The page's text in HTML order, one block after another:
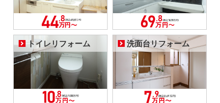
トイレリフォーム 洗面台リフォーム